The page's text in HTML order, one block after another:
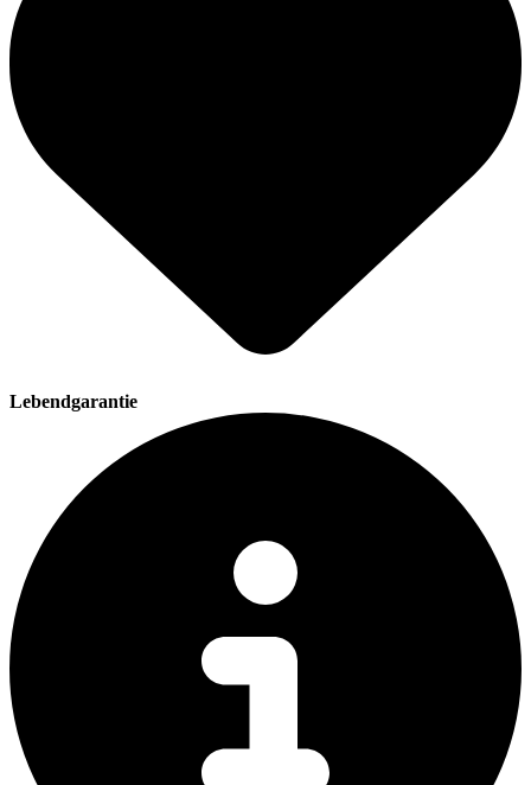
Lebendgarantie